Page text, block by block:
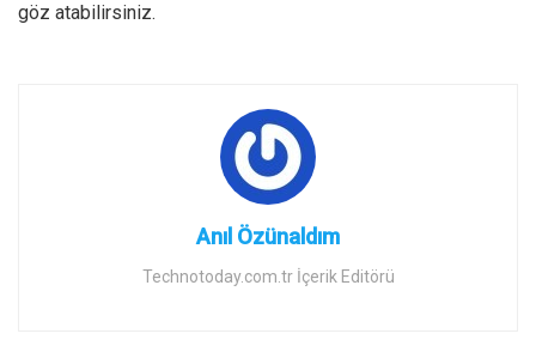
göz atabilirsiniz.
Anıl Özünaldım
Technotoday.com.tr İçerik Editörü